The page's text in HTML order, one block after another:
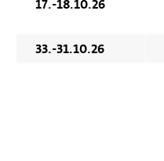
17.-18.10.26
33.-31.10.26